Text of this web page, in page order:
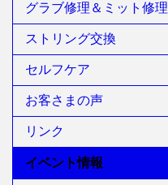
グラブ修理＆ミット修理
ストリング交換
セルフケア
お客さまの声
リンク
イベント情報